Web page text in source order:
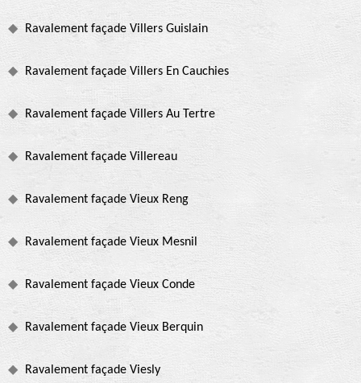
Ravalement façade Villers Guislain
Ravalement façade Villers En Cauchies
Ravalement façade Villers Au Tertre
Ravalement façade Villereau
Ravalement façade Vieux Reng
Ravalement façade Vieux Mesnil
Ravalement façade Vieux Conde
Ravalement façade Vieux Berquin
Ravalement façade Viesly